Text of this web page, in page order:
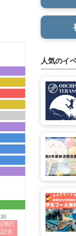
施行
念
人気のイ